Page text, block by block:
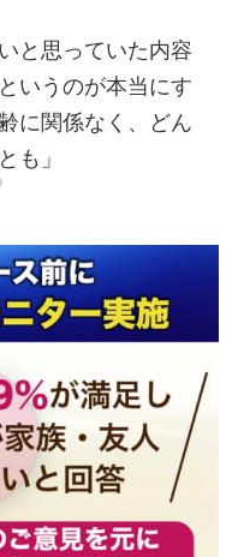
と思っていた内容
いうのが本当にす
に関係なく、どん
も」